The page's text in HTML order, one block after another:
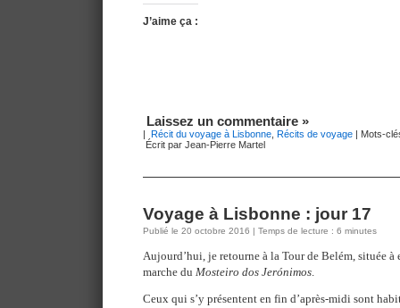
J’aime ça :
Laissez un commentaire »
| Récit du voyage à Lisbonne Récits de voyage | Mots-
Écrit par Jean-Pierre Martel
Voyage à Lisbonne : jour 17
Publié le 20 octobre 2016 | Temps de lecture : 6 minutes
Aujourd’hui, je retourne à la Tour de Belém, située
marche du Mosteiro dos Jerónimos.
Ceux qui s’y présentent en fin d’après-midi sont